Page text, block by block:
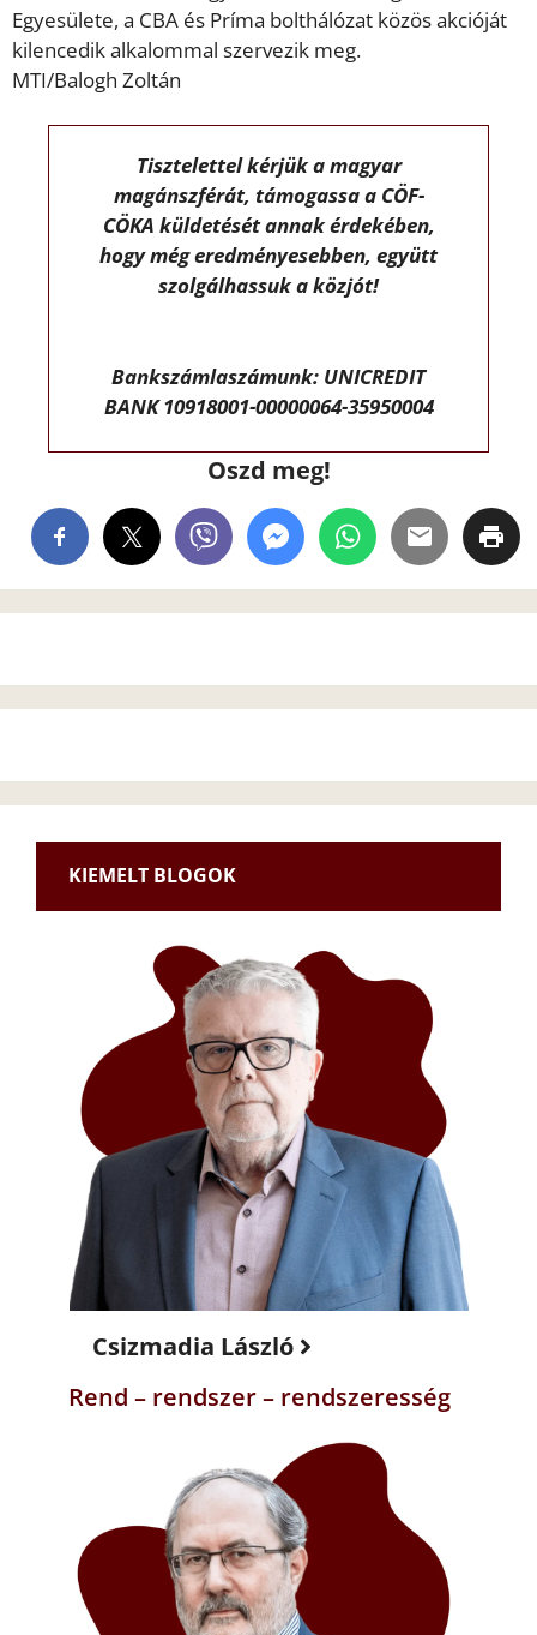
Egyesülete, a CBA és Príma bolthálózat közös akcióját
kilencedik alkalommal szervezik meg.
MTI/Balogh Zoltán
Tisztelettel kérjük a magyar
magánszférát, támogassa a CÖF-
CÖKA küldetését annak érdekében,
hogy még eredményesebben, együtt
szolgálhassuk a közjót!
Bankszámlaszámunk: UNICREDIT
BANK 10918001-00000064-35950004
Oszd meg!
KIEMELT BLOGOK
Csizmadia László
Rend – rendszer – rendszeresség